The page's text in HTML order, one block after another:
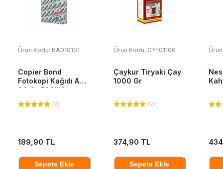
Ürün Kodu: KA010101
Copier Bond
Fotokopi Kağıdı A4
80 Gr 500'Lü
(2)
189,90 TL
Sepete Ekle
Ürün Kodu: CY101106
Çaykur Tiryaki Çay
1000 Gr
(2)
374,90 TL
Sepete Ekle